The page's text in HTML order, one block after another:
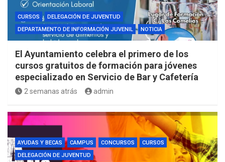
CURSOS
DELEGACIÓN DE JUVENTUD
DEPARTAMENTO DE INFORMACIÓN JUVENIL
NOTICIA
El Ayuntamiento celebra el primero de los
cursos gratuitos de formación para jóvenes
especializado en Servicio de Bar y Cafetería
2 semanas atrás admin
AYUDAS Y BECAS CAMPUS CONCURSOS
CURSOS
DELEGACIÓN DE JUVENTUD